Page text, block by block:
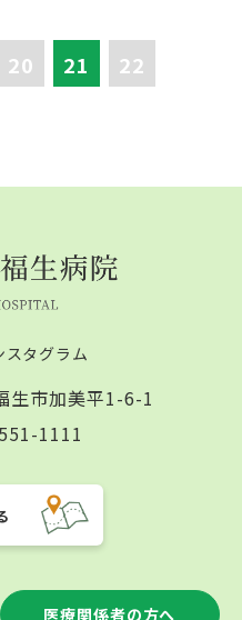
20 21 22
スタグラム
生市加美平1-6-1
1111
医療関係者の方へ